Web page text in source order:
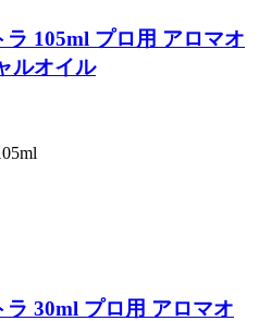
105ml プロ用 アロマオ
ルオイル
30ml プロ用 アロマオ